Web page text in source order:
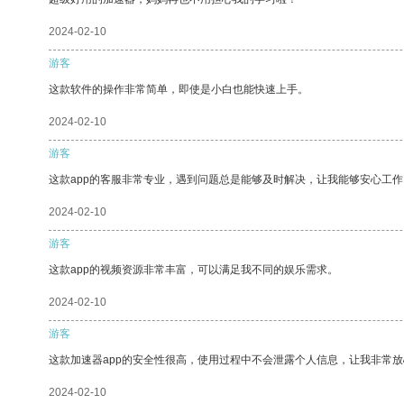
2024-02-10
游客
这款软件的操作非常简单，即使是小白也能快速上手。
2024-02-10
游客
这款app的客服非常专业，遇到问题总是能够及时解决，让我能够安心工
2024-02-10
游客
这款app的视频资源非常丰富，可以满足我不同的娱乐需求。
2024-02-10
游客
这款加速器app的安全性很高，使用过程中不会泄露个人信息，让我非常
2024-02-10